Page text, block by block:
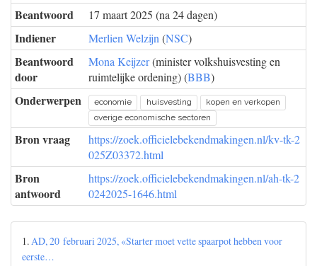
Beantwoord 17 maart 2025 (na 24 dagen)
Indiener Merlien Welzijn (NSC)
Beantwoord
door
Mona Keijzer(minister volkshuisvesting en
ruimtelijke ordening) (BBB)
Onderwerpen economie huisvesting
kopen en verkopen
overige economische sectoren
Bron vraag
https://zoek.officielebekendmakingen.nl/kv-tk-2
025Z03372.html
Bron
antwoord
https://zoek.officielebekendmakingen.nl/ah-tk-2
0242025-1646.html
1.AD, 20 februari 2025, «Starter moet vette spaarpot hebben voor
eerste…